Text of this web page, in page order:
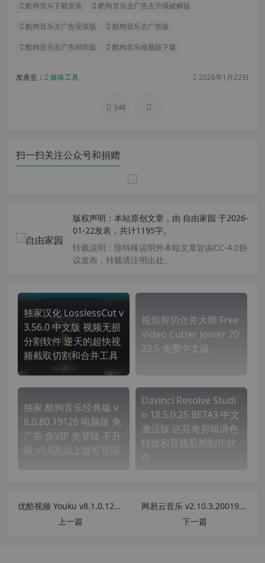
酷狗音乐下载安装 酷狗音乐去广告去升级破解版
酷狗音乐去广告安装版 酷狗音乐去广告版
酷狗音乐去广告精简版 酷狗音乐电脑版下载
发表至： 媒体工具 2026年1月22日
348
扫一扫关注公众号和捐赠
版权声明： 本站原创文章，由 自由家园 于2026-
01-22发表，共计1195字。
转载说明： 除特殊说明外本站文章皆由CC-4.0协
议发布，转载请注明出处。
独家汉化 LosslessCut v
3.56.0 中文版 视频无损
分割软件 逆天的超快视
频截取切割和合并工具
视烦剪切合并大师 Free
Video Cutter Joiner 20
23.5 免费中文版
独家 酷狗音乐经典版 v
8.0.80.19126 电脑版 免
广告 免VIP 免登陆 不升
级 v9.0及以上版可登陆
Davinci Resolve Studi
o 18.5.0.25 BETA3 中文
激活版 达芬奇剪辑调色
特效和音频后期制作软
件
优酷视频 Youku v8.1.0.1280 PC电脑版去广告精简优化安装版
上一篇
网易云音乐 v2.10.3.200198 PC电脑版 去广告精简优化安装版
下一篇